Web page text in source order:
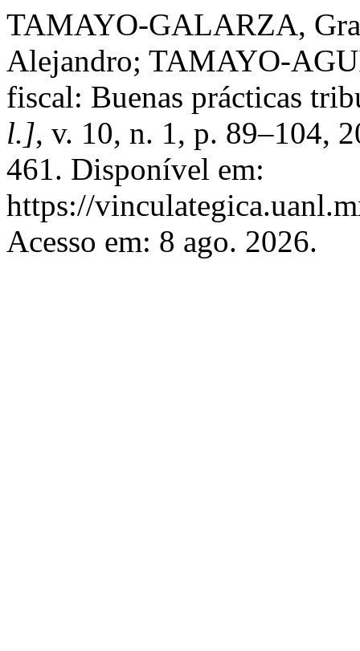
TAMAYO-GALARZA,
Alejandro; TAMAYO-
fiscal: Buenas prácticas
l.], v. 10, n. 1, p. 89–104,
461. Disponível em:
https://
Acesso em: 8 ago. 2026.